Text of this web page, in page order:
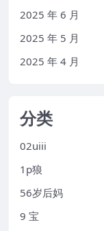
2025 年 6 月
2025 年 5 月
2025 年 4 月
分类
02uiii
1p狼
56岁后妈
9 宝